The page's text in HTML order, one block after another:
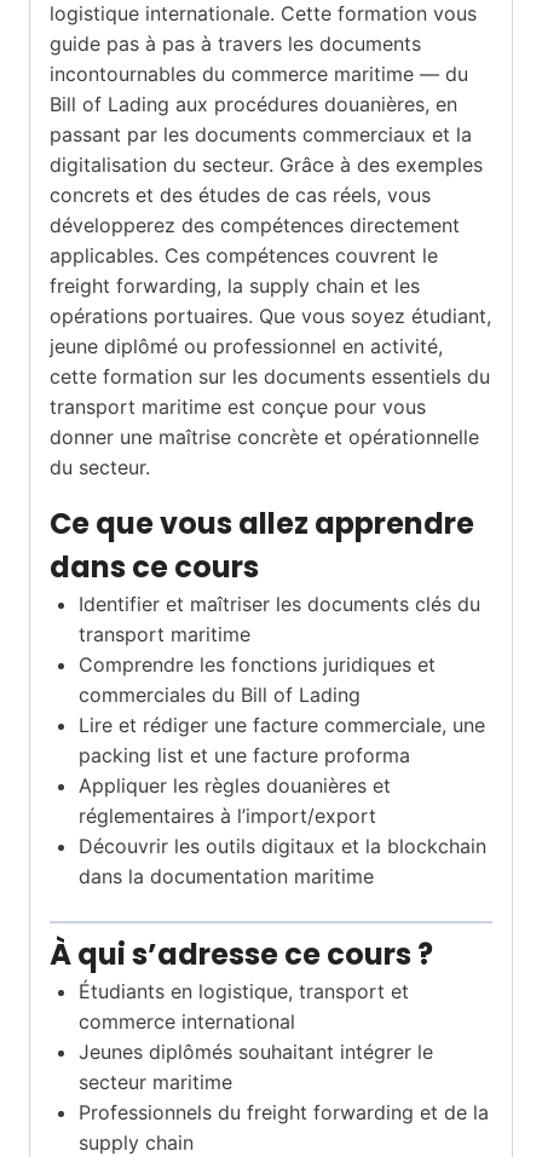
logistique internationale. Cette formation vous
guide pas à pas à travers les documents
incontournables du commerce maritime — du
Bill of Lading aux procédures douanières, en
passant par les documents commerciaux et la
digitalisation du secteur. Grâce à des exemples
concrets et des études de cas réels, vous
développerez des compétences directement
applicables. Ces compétences couvrent le
freight forwarding, la supply chain et les
opérations portuaires. Que vous soyez étudiant,
jeune diplômé ou professionnel en activité,
cette formation sur les documents essentiels du
transport maritime est conçue pour vous
donner une maîtrise concrète et opérationnelle
du secteur.
Ce que vous allez apprendre
dans ce cours
Identifier et maîtriser les documents clés du
transport maritime
Comprendre les fonctions juridiques et
commerciales du Bill of Lading
Lire et rédiger une facture commerciale, une
packing list et une facture proforma
Appliquer les règles douanières et
réglementaires à l’import/export
Découvrir les outils digitaux et la blockchain
dans la documentation maritime
À qui s’adresse ce cours ?
Étudiants en logistique, transport et
commerce international
Jeunes diplômés souhaitant intégrer le
secteur maritime
Professionnels du freight forwarding et de la
supply chain